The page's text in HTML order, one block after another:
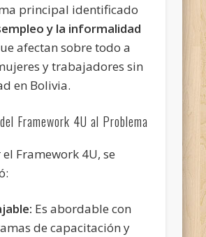
principal identificado
y la informalidad
afectan sobre todo a
y trabajadores sin
en Bolivia.
Framework 4U al Problema
Framework 4U, se
Es abordable con
de capacitación y